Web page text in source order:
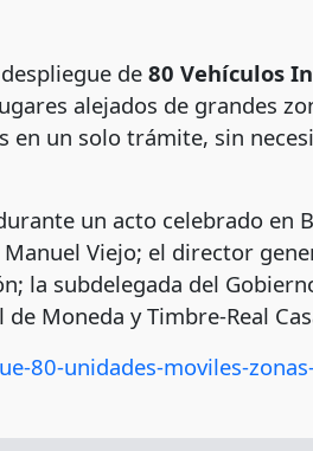
de 80 Vehículos
alejados de grandes
un solo trámite, sin
un acto celebrado en
Viejo; el director
la subdelegada del
Moneda y Timbre-Real
80-unidades-moviles-